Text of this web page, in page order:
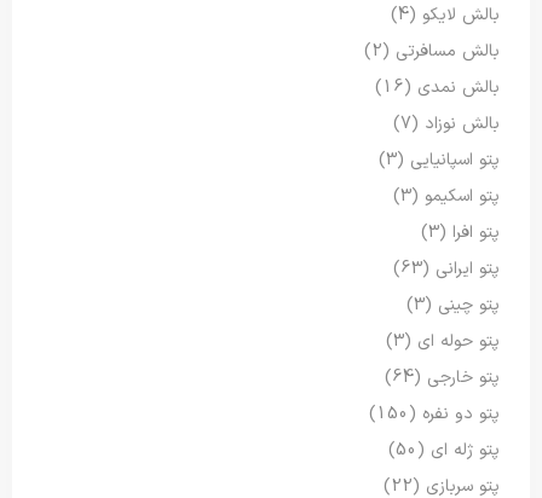
بالش لایکو (4)
بالش مسافرتی (2)
بالش نمدی (16)
بالش نوزاد (7)
پتو اسپانیایی (3)
پتو اسکیمو (3)
پتو افرا (3)
پتو ایرانی (63)
پتو چینی (3)
پتو حوله ای (3)
پتو خارجی (64)
پتو دو نفره (150)
پتو ژله ای (50)
پتو سربازی (22)